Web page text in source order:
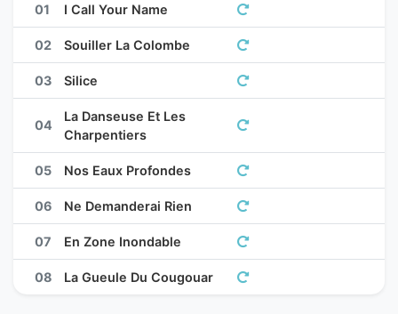
01 I Call Your Name
02 Souiller La Colombe
03 Silice
04
La Danseuse Et Les
Charpentiers
05 Nos Eaux Profondes
06 Ne Demanderai Rien
07 En Zone Inondable
08 La Gueule Du Cougouar